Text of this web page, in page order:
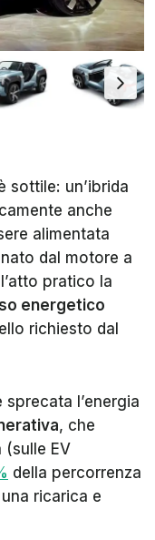
sottile: un’ibrida
anche
alimentata
dal motore a
pratico la
energetico
richiesto dal
l’energia
, che
EV
della percorrenza
ricarica e